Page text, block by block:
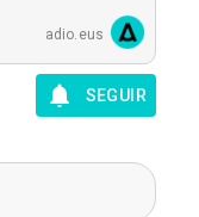
adio.eus
SEGUIR